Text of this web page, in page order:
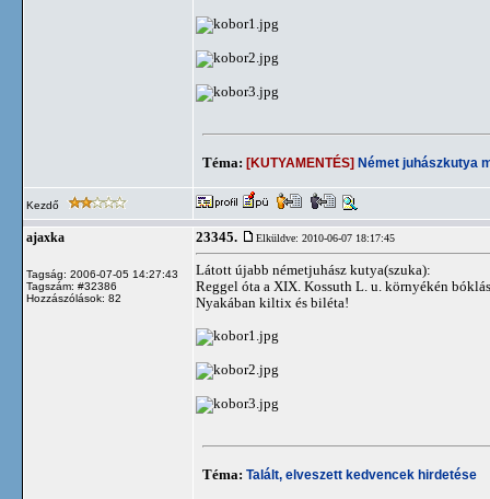
Téma: [KUTYAMENTÉS] Német juhászkutya
Kezdő
ajaxka
Tagság: 2006-07-05 14:27:43
Tagszám: #32386
Hozzászólások: 82
23345. Elküldve: 2010-06-07 18:17:45
Látott újabb németjuhász kutya(szuka):
Reggel óta a XIX. Kossuth L. u. környékén
Nyakában kiltix és biléta!
Téma: Talált, elveszett kedvencek hirdetése